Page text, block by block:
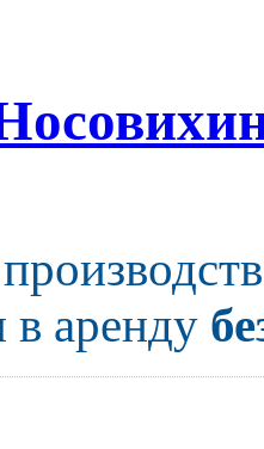
в аренду